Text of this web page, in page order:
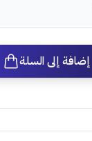
إضافة إلى السلة